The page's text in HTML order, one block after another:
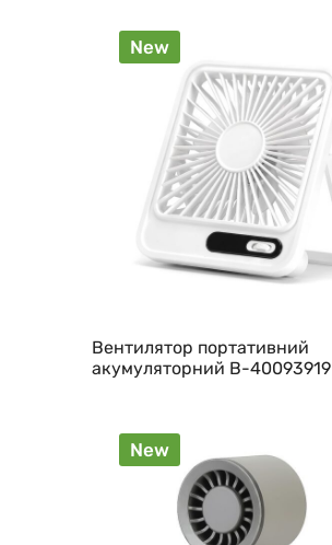
New
Вентилятор портативний
акумуляторний B-40093919
New